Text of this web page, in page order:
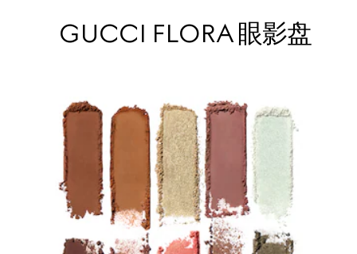
GUCCI FLORA 眼影盘